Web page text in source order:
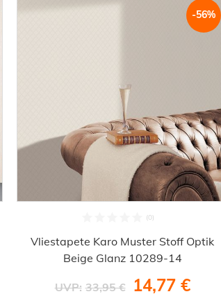
-56%
Vliestapete Karo Muster Stoff Optik
Beige Glanz 10289-14
UVP: 33,95 € 14,77 €